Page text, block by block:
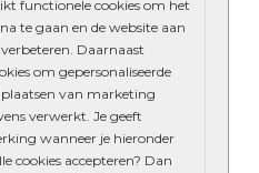
functionele cookies om het
te gaan en de website aan
Daarnaast
om gepersonaliseerde
van marketing
verwerkt. Je geeft
wanneer je hieronder
cookies accepteren? Dan